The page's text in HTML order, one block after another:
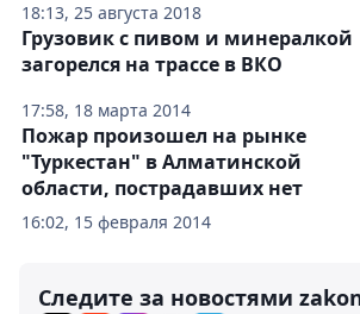
18:13, 25 августа 2018
17:58, 18 марта 2014
Грузовик с пивом и минералкой
загорелся на трассе в ВКО
16:02, 15 февраля 2014
Пожар произошел на рынке
"Туркестан" в Алматинской
области, пострадавших нет
Следите за новостями